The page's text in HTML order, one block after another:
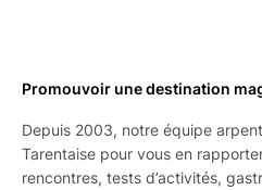
Promouvoir une destination
Depuis 2003, notre équipe
Tarentaise pour vous en
rencontres, tests d’activités,